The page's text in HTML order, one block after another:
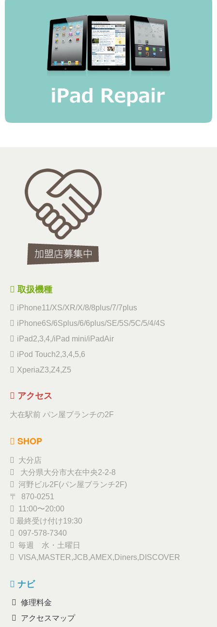
取扱機種
iPhone11/XS/XR/X/8/8plus/7/7plus
iPhone6S/6Splus/6/6plus/SE/5S/5C/5/4/4S
iPad2,3,4,/iPad mini/iPadAir
iPod Touch2,3,4,5,6
XperiaZ3,Z4,Z5
アクセス
大在駅前 パン屋ブランチの2F
SHOP
大分店
大分県大分市大在中央2-2-8
河野ビル2F(パン屋ブランチ2F)
〒 870-0251
11:00〜20:00
最終受け付け19:30
097-578-7340
毎週 水・土曜日
VISA,MASTER,JCB,AMEX,Diners,DISCOVER
ナビ
修理料金
アクセスマップ